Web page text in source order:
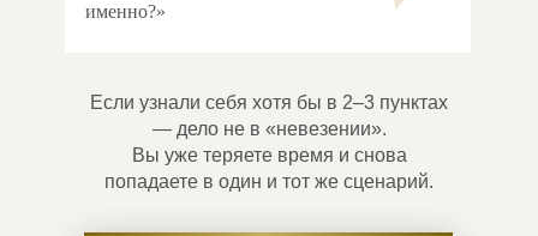
именно?»
Если узнали себя хотя бы в 2–3 пунктах
— дело не в «невезении».
Вы уже теряете время и снова
попадаете в один и тот же сценарий.